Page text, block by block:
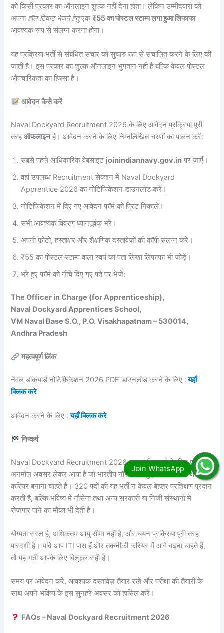
को किसी प्रकार का ऑनलाइन शुल्क नहीं देना होता। लेकिन उम्मीदवारों को
अपना हॉल टिकट भेजने हेतुएक₹55 का पोस्टल स्टाम्प लगा हुआ लिफाफा
आवश्यक रूप से संलग्न करना होगा।
यह प्रक्रिया भर्ती से संबंधित संचार को सुचारु रूप से संचालित करने के लिए की
जाती है। इस प्रकार का शुल्क ऑनलाइन भुगतान नहीं है बल्कि केवल पोस्टल
औपचारिकता का हिस्सा है।
आवेदन कैसे करें
Naval Dockyard Recruitment 2026 के लिए आवेदन प्रक्रिया पूरी
तरहऑफलाइनहै। आवेदन करने के लिए निम्नलिखित चरणों का पालन करें:
सबसे पहले आधिकारिक वेबसाइट joinindiannavy.gov.in पर जाएँ।
वहां उपलब्ध Recruitment सेक्शन में Naval Dockyard
Apprentice 2026 का नोटिफिकेशन डाउनलोड करें।
नोटिफिकेशन में दिए गए आवेदन फॉर्म को प्रिंट निकालें।
सभी आवश्यक विवरण ध्यानपूर्वक भरें।
अपनी फोटो, हस्ताक्षर और शैक्षणिक दस्तावेजों की कॉपी संलग्न करें।
₹55 का पोस्टल स्टाम्प वाला स्वयं का पता लिखा लिफाफा भी जोड़ें।
भरे हुए फॉर्म को नीचे दिए गए पते पर भेजें:
The Officer in Charge (for Apprenticeship),
Naval Dockyard Apprentices School,
VM Naval Base S.O., P.O. Visakhapatnam – 530014,
Andhra Pradesh
महत्वपूर्ण लिंक
नेवल डॉकयार्ड नोटिफिकेशन 2026 PDF डाउनलोड करने के लिए : यहाँ
क्लिक करे
आवेदन करने के लिए :यहाँ क्लिक करे
निष्कर्ष
Naval Dockyard Recruitment 2026 उन सभी युवाओं के लिए एक
अनमोल अवसर लेकर आया है जो भारतीय नौसेना से जुड़कर तकनीकी क्षेत्र में
करियर बनाना चाहते हैं। 320 पदों की यह भर्ती न केवल बेहतर प्रशिक्षण प्रदान
करती है, बल्कि भविष्य में नौसेना तथा अन्य सरकारी या निजी संस्थानों में
रोजगार पाने का मौका भी देती है।
योग्यता सरल है, अधिकतम आयु सीमा नहीं है, और चयन प्रक्रिया पूरी तरह
पारदर्शी है। यदि आप ITI पास हैं और तकनीकी करियर में आगे बढ़ना चाहते हैं,
तो यह भर्ती आपके लिए बिल्कुल सही है।
समय पर आवेदन करें, आवश्यक दस्तावेज़ तैयार रखें और परीक्षा की तैयारी के
साथ अपने भविष्य के इस सुनहरे अवसर को हासिल करें।
FAQs – Naval Dockyard Recruitment 2026